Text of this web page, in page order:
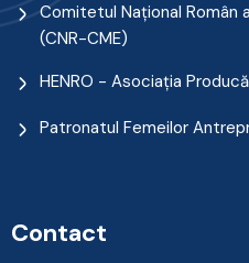
Comitetul Naţional Român
(CNR-CME)
HENRO - Asociația
Patronatul Femeilor
Contact